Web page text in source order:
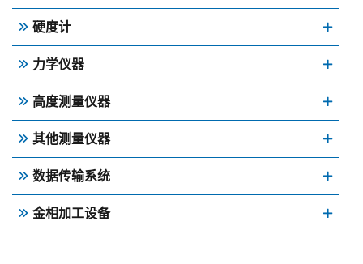
硬度计
力学仪器
高度测量仪器
其他测量仪器
数据传输系统
金相加工设备